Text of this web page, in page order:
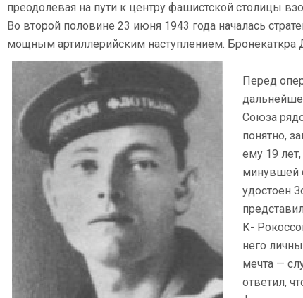
пре­одолевая на пути к центру фашистской столицы
Во второй половине 23 июня 1943 года началась
мощным артиллерийским наступлением.
Перед
Союза
понятно,
ему 19
минувшей
удостоен
К-
него
мечта —
отве­тил,